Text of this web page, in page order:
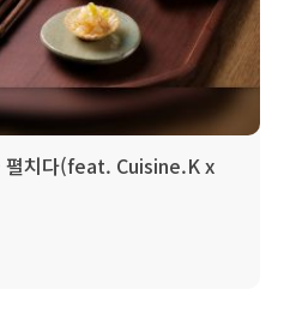
펼치다(feat. Cuisine.K x